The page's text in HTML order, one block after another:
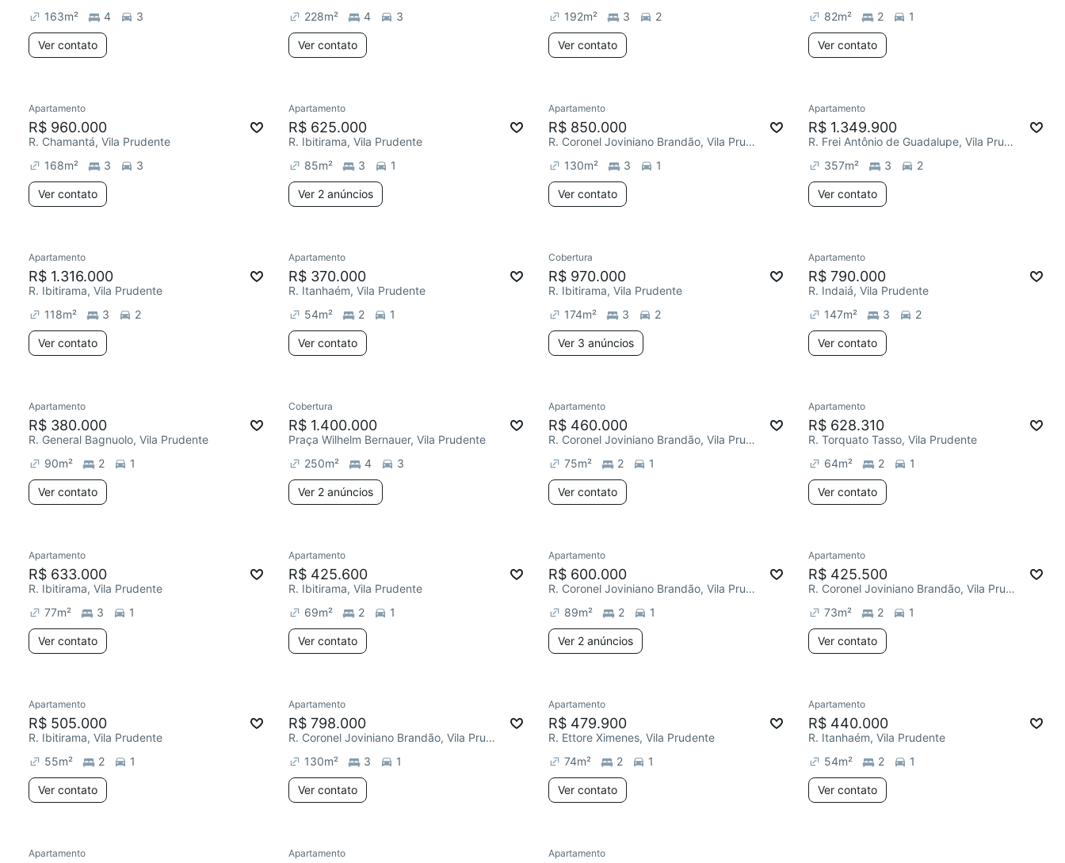
163m² 4 3
Ver contato
228m² 4 3
Ver contato
192m² 3 2
Ver contato
82m² 2 1
Ver contato
Apartamento
R$ 960.000
R. Chamantá, Vila Prudente
168m² 3 3
Ver contato
Apartamento
R$ 625.000
R. Ibitirama, Vila Prudente
85m² 3 1
Ver 2 anúncios
Apartamento
R$ 850.000
R. Coronel Joviniano Brandão, Vila Prudente
130m² 3 1
Ver contato
Apartamento
R$ 1.349.900
R. Frei Antônio de Guadalupe, Vila Prudente
357m² 3 2
Ver contato
Apartamento
R$ 1.316.000
R. Ibitirama, Vila Prudente
118m² 3 2
Ver contato
Apartamento
R$ 370.000
R. Itanhaém, Vila Prudente
54m² 2 1
Ver contato
Cobertura
R$ 970.000
R. Ibitirama, Vila Prudente
174m² 3 2
Ver 3 anúncios
Apartamento
R$ 790.000
R. Indaiá, Vila Prudente
147m² 3 2
Ver contato
Apartamento
R$ 380.000
R. General Bagnuolo, Vila Prudente
90m² 2 1
Ver contato
Cobertura
R$ 1.400.000
Praça Wilhelm Bernauer, Vila Prudente
250m² 4 3
Ver 2 anúncios
Apartamento
R$ 460.000
R. Coronel Joviniano Brandão, Vila Prudente
75m² 2 1
Ver contato
Apartamento
R$ 628.310
R. Torquato Tasso, Vila Prudente
64m² 2 1
Ver contato
Apartamento
R$ 633.000
R. Ibitirama, Vila Prudente
77m² 3 1
Ver contato
Apartamento
R$ 425.600
R. Ibitirama, Vila Prudente
69m² 2 1
Ver contato
Apartamento
R$ 600.000
R. Coronel Joviniano Brandão, Vila Prudente
89m² 2 1
Ver 2 anúncios
Apartamento
R$ 425.500
R. Coronel Joviniano Brandão, Vila Prudente
73m² 2 1
Ver contato
Apartamento
R$ 505.000
R. Ibitirama, Vila Prudente
55m² 2 1
Ver contato
Apartamento
R$ 798.000
R. Coronel Joviniano Brandão, Vila Prudente
130m² 3 1
Ver contato
Apartamento
R$ 479.900
R. Ettore Ximenes, Vila Prudente
74m² 2 1
Ver contato
Apartamento
R$ 440.000
R. Itanhaém, Vila Prudente
54m² 2 1
Ver contato
Apartamento Apartamento Apartamento